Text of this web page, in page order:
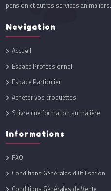
pension et autres services animaliers.
Navigation
Accueil
Espace Professionnel
Espace Particulier
Acheter vos croquettes
Suivre une formation animalière
Informations
FAQ
Conditions Générales d'Utilisation
Conditions Générales de Vente